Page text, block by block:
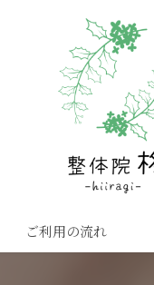
ご利用の流れ